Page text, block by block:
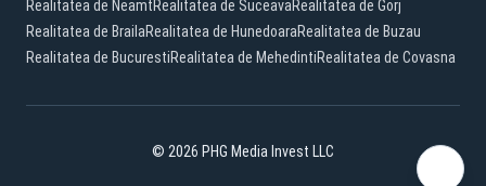
Realitatea de NeamtRealitatea de SuceavaRealitatea de Gorj
Realitatea de BrailaRealitatea de HunedoaraRealitatea de Buzau
Realitatea de BucurestiRealitatea de MehedintiRealitatea de Covasna
© 2026 PHG Media Invest LLC